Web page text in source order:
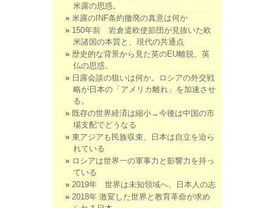
米露の思惑。
米露のINF条約撤廃の真意は何か
150年前 岩倉遣欧使節団が見抜いた欧
米諸国の本質と、現代の共通点
歴史的な背景から見た英のEU離脱、英
仏の思惑。
日露会談の狙いは何か。ロシアの外交戦
略が日本の「アメリカ離れ」を加速させ
る。
既存の世界経済は縮小→今後は中国の市
場支配でどうなる
東アジアも民族収束、日本は自立を迫ら
れている
ロシアは世界一の軍事力と影響力を持っ
ている
2019年 世界は未知領域へ、日本人の志
2018年 激変した世界と教育革命が求め